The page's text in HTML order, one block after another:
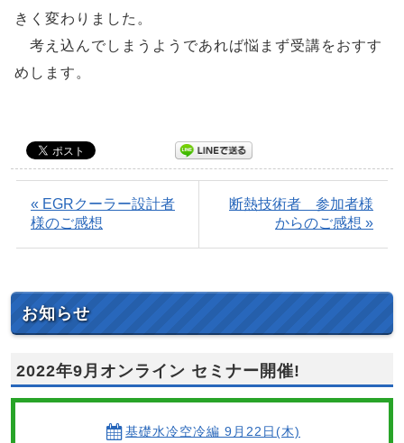
きく変わりました。
考え込んでしまうようであれば悩まず受講をおすす
めします。
« EGRクーラー設計者
様のご感想
断熱技術者 参加者様
からのご感想 »
お知らせ
2022年9月オンライン セミナー開催!
基礎水冷空冷編 9月22日(木)